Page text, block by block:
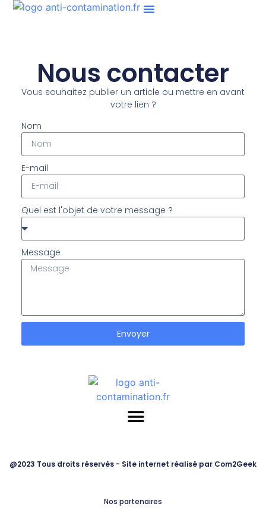
Nous contacter
Vous souhaitez publier un article ou mettre en avant
votre lien ?
Nom
E-mail
Quel est l'objet de votre message ?
Message
Envoyer
Nos partenaires
@2023 Tous droits réservés - Site internet réalisé par Com2Geek